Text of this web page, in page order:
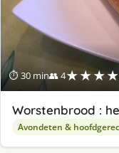
⏱ 30 min👥 4
Worstenbrood :
Avondeten &